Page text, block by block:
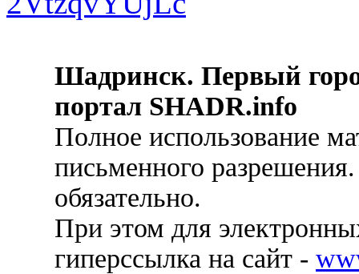
Шадринск. Первый
портал SHADR.info
Полное использование
письменного
обязательно.
При этом для
гиперссылка на сайт -